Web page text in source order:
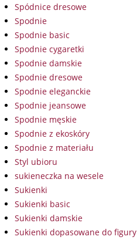
Spódnice dresowe
Spodnie
Spodnie basic
Spodnie cygaretki
Spodnie damskie
Spodnie dresowe
Spodnie eleganckie
Spodnie jeansowe
Spodnie męskie
Spodnie z ekoskóry
Spodnie z materiału
Styl ubioru
sukieneczka na wesele
Sukienki
Sukienki basic
Sukienki damskie
Sukienki dopasowane do figury